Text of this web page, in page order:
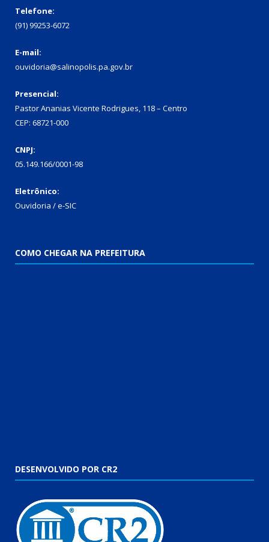
Telefone:
(91) 99253-6072
E-mail:
ouvidoria@salinopolis.pa.gov.br
Presencial:
Pastor Ananias Vicente Rodrigues, 118 – Centro
CEP: 68721-000
CNPJ:
05.149.166/0001-98
Eletrônico:
Ouvidoria / e-SIC
COMO CHEGAR NA PREFEITURA
DESENVOLVIDO POR CR2